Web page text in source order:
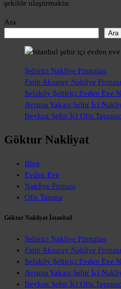
şekilde ulaştırmaktır.
Ara
Ara
Şehiriçi Nakliye Firmaları
Fatih Aksaray Nakliye Firması
Sefaköy Şehiriçi Evden Eve
Avrupa Yakası Şehir İçi
Beykoz Şehir İçi Ofis
Göktur Nakliyat
Blog
Evden Eve
Nakliye Firması
Ofis Taşıma
Göktur Nakliyat İstanbul
Şehiriçi Nakliye Firmaları
Fatih Aksaray Nakliye Firması
Sefaköy Şehiriçi Evden Eve
Avrupa Yakası Şehir İçi
Beykoz Şehir İçi Ofis